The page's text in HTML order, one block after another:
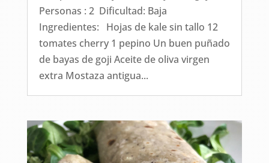
Personas : 2 Dificultad: Baja
Ingredientes: Hojas de kale sin tallo 12
tomates cherry 1 pepino Un buen puñado
de bayas de goji Aceite de oliva virgen
extra Mostaza antigua...